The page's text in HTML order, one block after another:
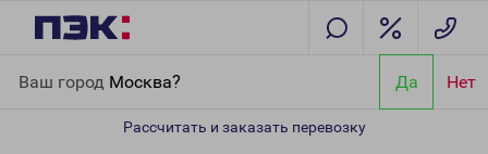
Ваш город Москва? Да Нет
Рассчитать и заказать перевозку